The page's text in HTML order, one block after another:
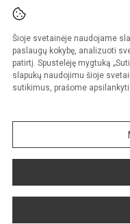
Šioje svetainėje naudojame
paslaugų kokybę, analizuoti
patirtį. Spustelėję mygtuką
slapukų naudojimu šioje
sutikimus, prašome apsilankyti
© 2023. Vilniaus
Kopijuoti turinį be raštiško
Prieinamumo
Sumanus būdas